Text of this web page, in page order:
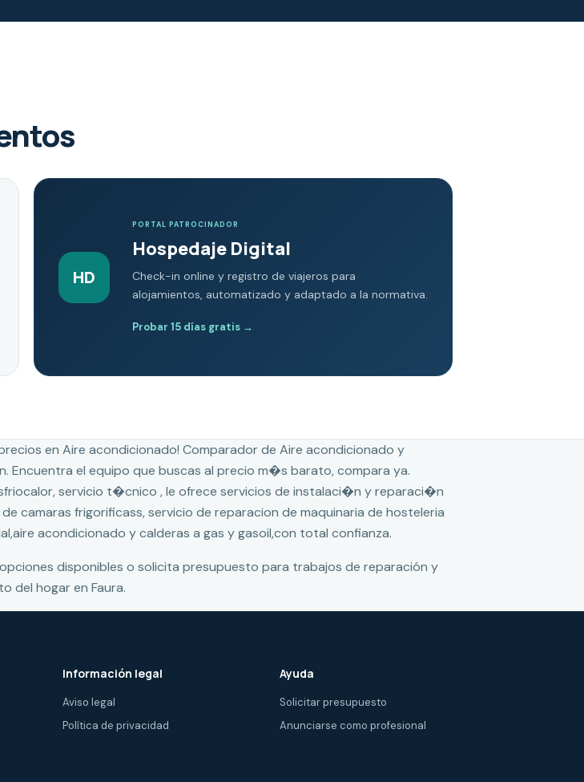
HD
PORTAL PATROCINADOR
Hospedaje Digital
Check-in online y registro de viajeros para
alojamientos, automatizado y adaptado a la normativa.
Probar 15 días gratis →
en Aire acondicionado! Comparador de Aire acondicionado y
Encuentra el equipo que buscas al precio m�s barato, compara ya.
servicio t�cnico , le ofrece servicios de instalaci�n y reparaci�n
camaras frigorificass, servicio de reparacion de maquinaria de hosteleria
acondicionado y calderas a gas y gasoil,con total confianza.
disponibles o solicita presupuesto para trabajos de reparación y
del hogar en Faura.
Información legal
Aviso legal
Política de privacidad
Ayuda
Solicitar presupuesto
Anunciarse como profesional